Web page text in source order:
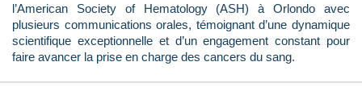
l’American Society of Hematology (ASH) à Orlondo avec
plusieurs communications orales, témoignant d’une dynamique
scientifique exceptionnelle et d’un engagement constant pour
faire avancer la prise en charge des cancers du sang.